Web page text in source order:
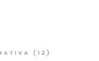
(12)